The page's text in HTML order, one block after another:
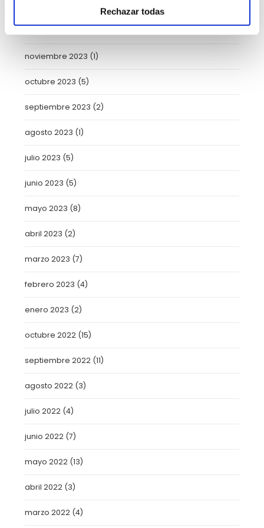
Rechazar todas
noviembre 2023 (1)
octubre 2023 (5)
septiembre 2023 (2)
agosto 2023 (1)
julio 2023 (5)
junio 2023 (5)
mayo 2023 (8)
abril 2023 (2)
marzo 2023 (7)
febrero 2023 (4)
enero 2023 (2)
octubre 2022 (15)
septiembre 2022 (11)
agosto 2022 (3)
julio 2022 (4)
junio 2022 (7)
mayo 2022 (13)
abril 2022 (3)
marzo 2022 (4)